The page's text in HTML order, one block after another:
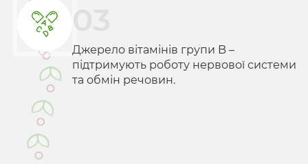
03
Джерело вітамінів групи B –
підтримують роботу нервової системи
та обмін речовин.